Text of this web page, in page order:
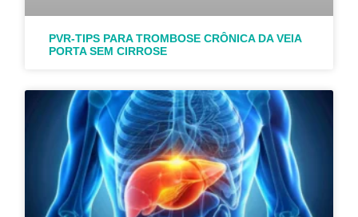
PVR-TIPS PARA TROMBOSE CRÔNICA DA VEIA
PORTA SEM CIRROSE